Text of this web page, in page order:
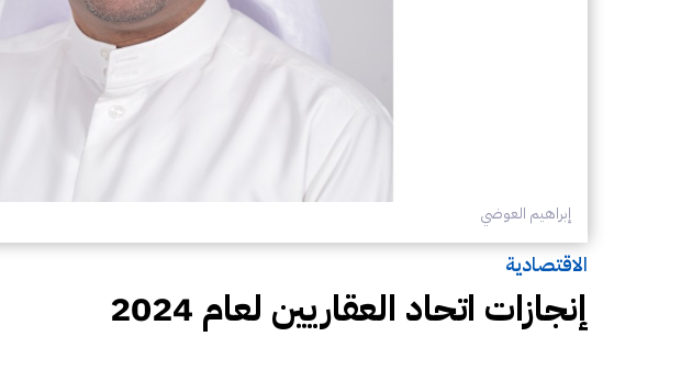
إبراهيم العوضي
الاقتصادية
إنجازات اتحاد العقاريين لعام 2024